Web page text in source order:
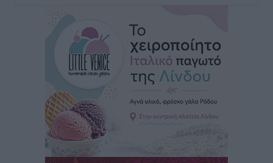
στην Κω
Τοπικές Ειδήσεις • πριν 9 ώρες
Αυτοκίνητο μπήκε παράνομα σε μονόδρομο στο
Μαστιχάρι – Αναποδογύρισε όχημα με μητέρα και
5χρονο παιδί
Τοπικές Ειδήσεις• πριν 9 ώρες
“Η Ευρώπη αντιμετώπιζε το προσφυγικό σαν ταινία
τρόμου” – Η συγκλονιστική μαρτυρία της Χαρούλας